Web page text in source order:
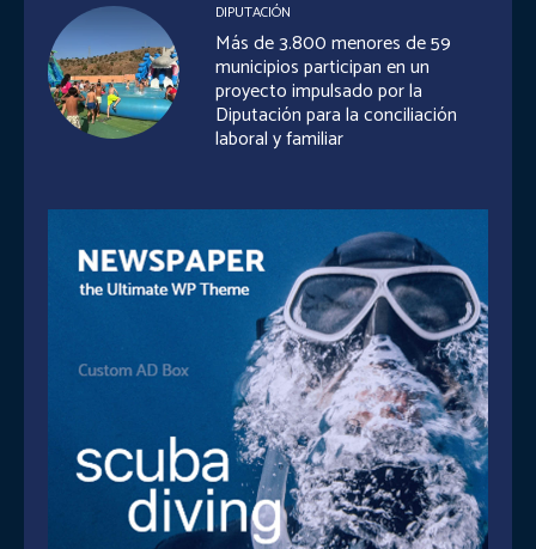
DIPUTACIÓN
Más de 3.800 menores de 59
municipios participan en un
proyecto impulsado por la
Diputación para la conciliación
laboral y familiar